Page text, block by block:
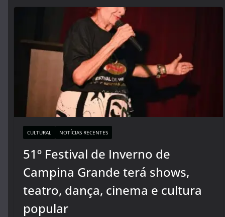
CULTURAL NOTÍCIAS RECENTES
51º Festival de Inverno de
Campina Grande terá shows,
teatro, dança, cinema e cultura
popular